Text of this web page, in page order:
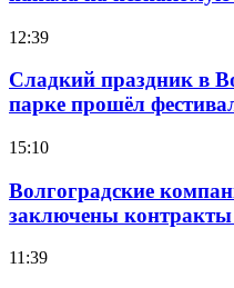
12:39
Сладкий праздник в
парке прошёл
15:10
Волгоградские
заключены
11:39